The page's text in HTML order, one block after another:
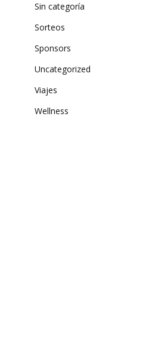
Sin categoría
Sorteos
Sponsors
Uncategorized
Viajes
Wellness